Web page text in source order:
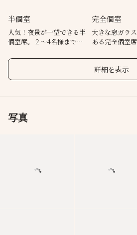
半個室
人気！夜景が一望できる半
個室席。２～4名様まで
完全個室
大きな窓ガラ
ある完全個室
詳細を表示
写真